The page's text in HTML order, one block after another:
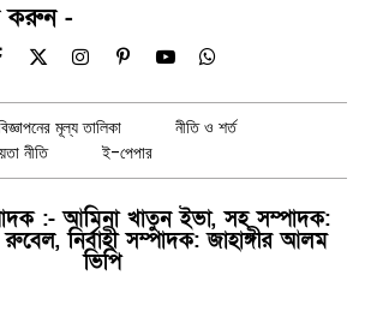
করুন -
X
InstagramPinterestYouTubeWhatsApp
মূল্য তালিকা
নীতি ও শর্ত
নীতি ই-পেপার
:- আমিনা খাতুন ইভা, সহ সম্পাদক:
নির্বাহী সম্পাদক: জাহাঙ্গীর আলম
ভিপি